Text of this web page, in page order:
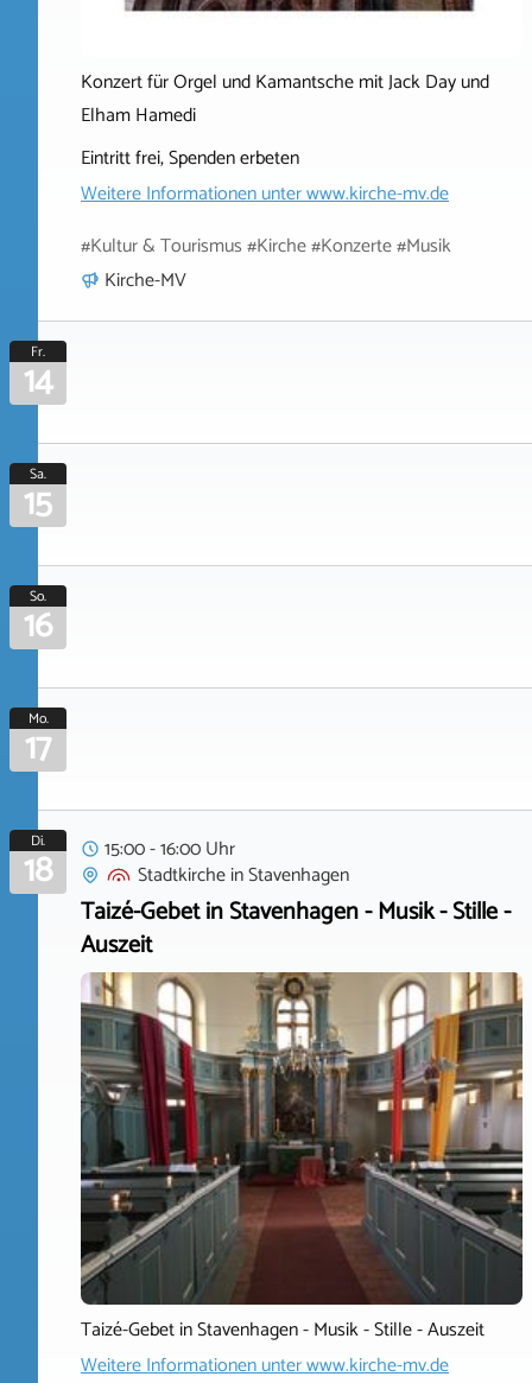
Konzert für Orgel und Kamantsche mit Jack Day und
Elham Hamedi
Eintritt frei, Spenden erbeten
Weitere Informationen unterwww.kirche-mv.de
#Kultur & Tourismus #Kirche #Konzerte #Musik
Kirche-MV
Fr.
14
Sa.
15
So.
16
Mo.
17
Di.
18
15:00 - 16:00 Uhr
StadtkircheinStavenhagen
Taizé-Gebet in Stavenhagen - Musik - Stille -
Auszeit
Taizé-Gebet in Stavenhagen - Musik - Stille - Auszeit
Weitere Informationen unterwww.kirche-mv.de